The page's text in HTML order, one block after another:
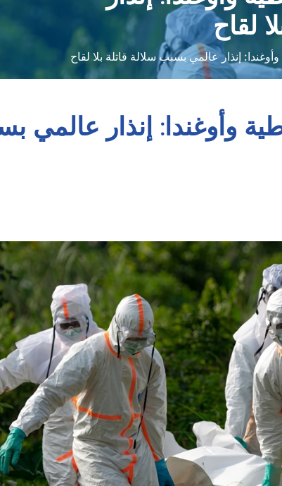
وأوغندا: إنذار
لقاح
إنذار عالمي بسبب سلالة قاتلة بلا لقاح
وأوغندا: إنذار عالمي